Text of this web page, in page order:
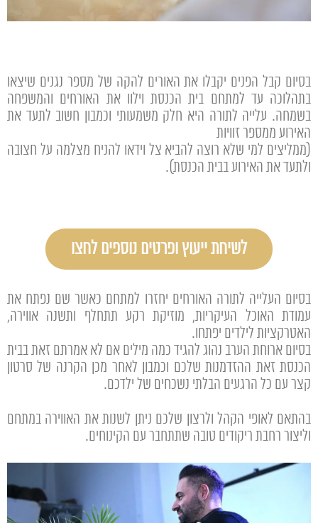
בסיום קבל הפנים יקבלו את האורים להקה של מספר נגנים שיצאו
בתהלוכה עד למתחם בית הכנסת וילוו את האורחים והמשפחה
בשמחה. עלייה לתורה היא חלק משמעותי וכמבון חשוב לתעד את
האירוע ממספר זוויות
(ממליצים למי שלא רוצה להביא צל וידאו להניח מצלמה על חצובה
ולתעד את האירוע בבית הכנסת).
לשיחת ייעוץ ופרטים נוספים לחצו
בסיום העלייה לתורה האורחים יחזרו למתחם כאשר שם נפתח את
עמודת האוכל העיקריות, מוזיקת רקע תתחלף ותשנה אווירה,
האטרקציות לילדים יפתחו.
בסיום ארוחת הערב נהוג להגיד כמה מילים אם לא אמרתם זאת בבית
הכנסת זאת ההזדמנות שלכם וכמבון לאחר מכן הקרנה של סרטון
קצר עם כל הרגעים הבלתי נשכחים של ילדכם.
בהתאם לאופי הקהל ולרצון שלכם ניתן לשנות את האווירה במתחם
וליצור רחבת ריקודים טובה שתתחבר עם הקינוחים.